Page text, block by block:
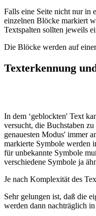
Falls eine Seite nicht nur in
einzelnen Blöcke markiert
Textspalten sollten jeweils
Die Blöcke werden auf
Texterkennung
In dem ‘geblockten' Text
versucht, die Buchstaben
genauesten Modus' immer
markierte Symbole werden
für unbekannte Symbole
verschiedene Symbole ja
Je nach Komplexität des
Sehr gelungen ist, daß die
werden dann nachträglich